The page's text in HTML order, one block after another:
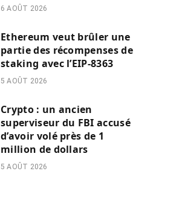
6 AOÛT 2026
Ethereum veut brûler une
partie des récompenses de
staking avec l’EIP-8363
5 AOÛT 2026
Crypto : un ancien
superviseur du FBI accusé
d’avoir volé près de 1
million de dollars
5 AOÛT 2026